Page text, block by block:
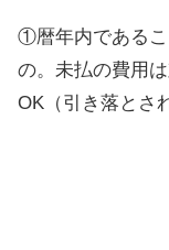
①暦年内であるこ
の。未払の費用
OK（引き落とさ